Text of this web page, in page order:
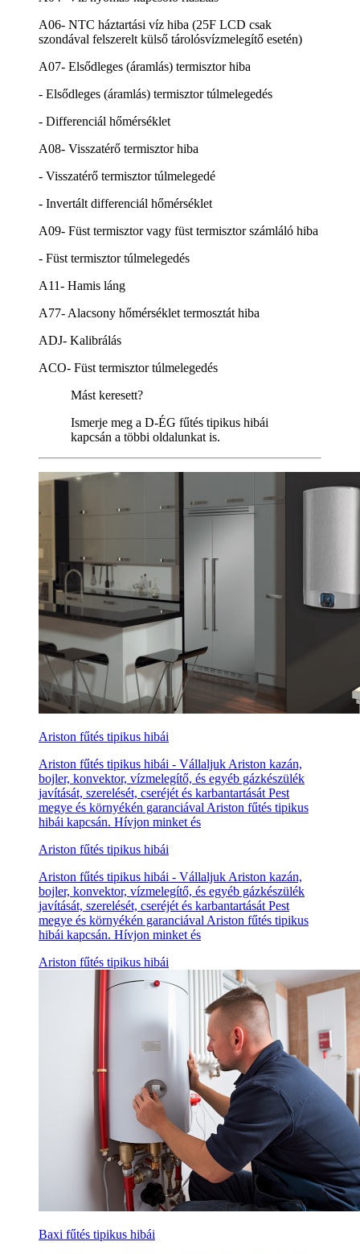
A06- NTC háztartási víz hiba (25F LCD csak
szondával felszerelt külső tárolósvízmelegítő esetén)
A07- Elsődleges (áramlás) termisztor hiba
- Elsődleges (áramlás) termisztor túlmelegedés
- Differenciál hőmérséklet
A08- Visszatérő termisztor hiba
- Visszatérő termisztor túlmelegedé
- Invertált differenciál hőmérséklet
A09- Füst termisztor vagy füst termisztor számláló hiba
- Füst termisztor túlmelegedés
A11- Hamis láng
A77- Alacsony hőmérséklet termosztát hiba
ADJ- Kalibrálás
ACO- Füst termisztor túlmelegedés
Mást keresett?
Ismerje meg a D-ÉG fűtés tipikus hibái
kapcsán a többi oldalunkat is.
Ariston fűtés tipikus hibái
Ariston fűtés tipikus hibái - Vállaljuk Ariston kazán,
bojler, konvektor, vízmelegítő, és egyéb gázkészülék
javítását, szerelését, cseréjét és karbantartását Pest
megye és környékén garanciával Ariston fűtés tipikus
hibái kapcsán. Hívjon minket és
Ariston fűtés tipikus hibái
Ariston fűtés tipikus hibái - Vállaljuk Ariston kazán,
bojler, konvektor, vízmelegítő, és egyéb gázkészülék
javítását, szerelését, cseréjét és karbantartását Pest
megye és környékén garanciával Ariston fűtés tipikus
hibái kapcsán. Hívjon minket és
Ariston fűtés tipikus hibái
Baxi fűtés tipikus hibái